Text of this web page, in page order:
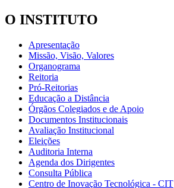
O INSTITUTO
Apresentação
Missão, Visão, Valores
Organograma
Reitoria
Pró-Reitorias
Educação a Distância
Órgãos Colegiados e de Apoio
Documentos Institucionais
Avaliação Institucional
Eleições
Auditoria Interna
Agenda dos Dirigentes
Consulta Pública
Centro de Inovação Tecnológica - CIT